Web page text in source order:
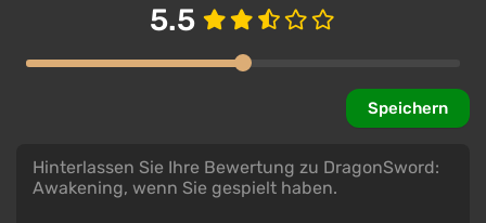
5.5
Speichern